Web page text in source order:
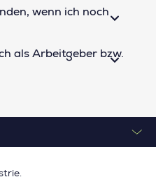
wenn ich noch
als Arbeitgeber bzw.